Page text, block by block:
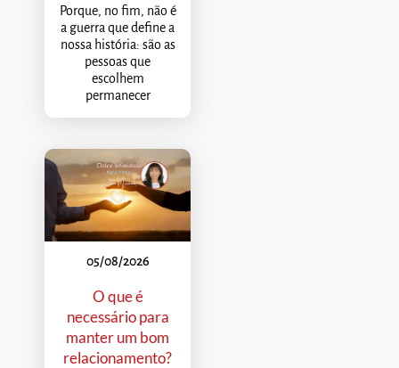
Porque, no fim, não é
a guerra que define a
nossa história: são as
pessoas que
escolhem
permanecer
05/08/2026
O que é
necessário para
manter um bom
relacionamento?